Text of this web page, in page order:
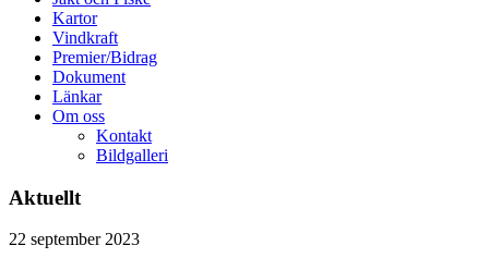
Kartor
Vindkraft
Premier/Bidrag
Dokument
Länkar
Om oss
Kontakt
Bildgalleri
Aktuellt
22 september 2023